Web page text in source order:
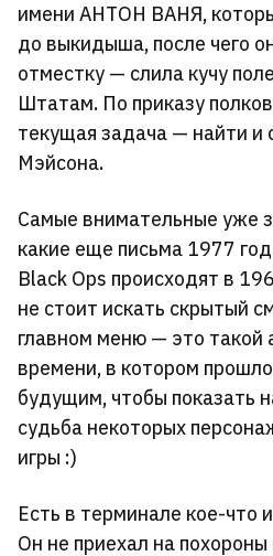
имени АНТОН ВАНЯ,
до выкидыша, после чего
отместку — слила кучу
Штатам. По приказу
текущая задача — найти и
Мэйсона.
Самые внимательные уже
какие еще письма 1977
Black Ops происходят в
не стоит искать скрытый
главном меню — это такой
времени, в котором
будущим, чтобы показать
судьба некоторых
игры :)
Есть в терминале кое-что
Он не приехал на